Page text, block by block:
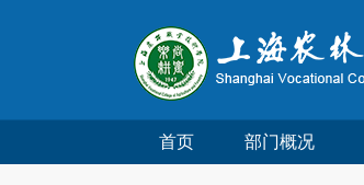
首页 部门概况